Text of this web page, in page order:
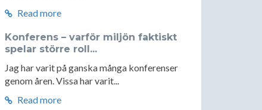
Read more
Konferens – varför miljön faktiskt
spelar större roll...
Jag har varit på ganska många konferenser
genom åren. Vissa har varit...
Read more